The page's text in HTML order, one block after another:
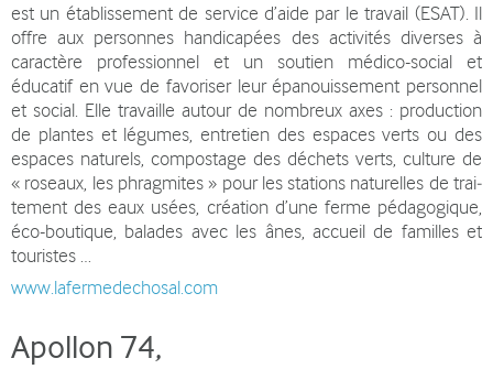
est un établissement de ser­vi­ce d’aide par le tra­vail (ESAT). Il
offre aux per­son­nes han­di­ca­pées des acti­vi­tés diver­ses à
carac­tère pro­fes­sion­nel et un sou­tien médico-social et
éducatif en vue de favo­ri­ser leur épanouissement per­son­nel
et social. Elle travaille autour de nombreux axes : production
de plantes et légumes, entre­tien des espa­ces verts ou des
espa­ces natu­rels, com­pos­tage des déchets verts, culture de
« roseaux, les phrag­mi­tes » pour les sta­tions natu­rel­les de trai­
te­ment des eaux usées, créa­tion d’une ferme péda­go­gi­que,
éco-boutique, balades avec les ânes, accueil de familles et
touristes …
www.lafermedechosal.com
Apollon 74,